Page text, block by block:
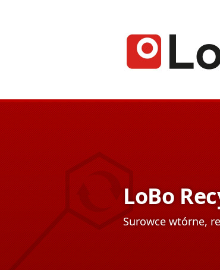
LoBo
Surowce wtórne,